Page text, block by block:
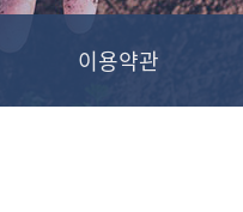
이용약관